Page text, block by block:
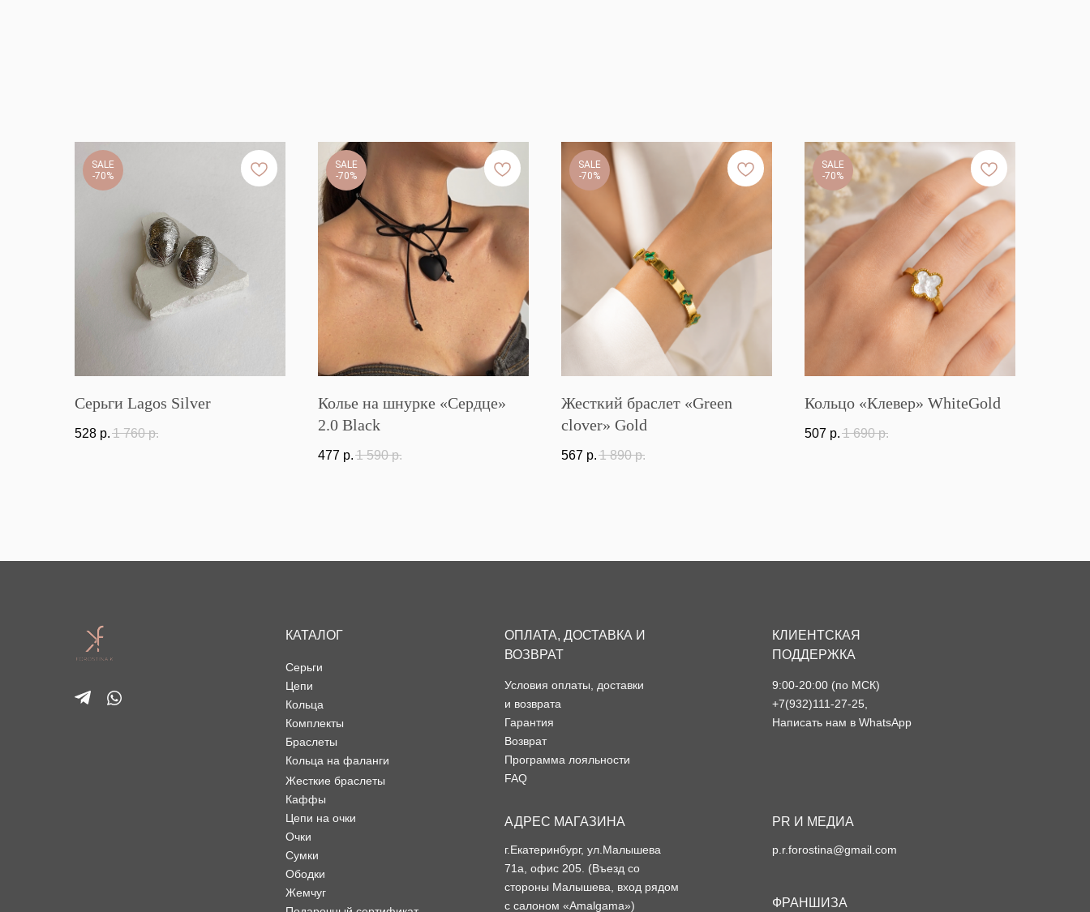
SALE
-70%
Серьги Lagos Silver
528 р. 1 760 р.
SALE
-70%
Колье на шнурке «Сердце»
2.0 Black
477 р. 1 590 р.
SALE
-70%
Жесткий браслет «Green
clover» Gold
567 р. 1 890 р.
SALE
-70%
Кольцо «Клевер» WhiteGold
507 р. 1 690 р.
Серьги
Цепи
Кольца
Комплекты
Браслеты
Кольца на фаланги
Условия оплаты, доставки
и возврата
Гарантия
Возврат
Программа лояльности
FAQ
КАТАЛОГ
ОПЛАТА, ДОСТАВКА И
ВОЗВРАТ
КЛИЕНТСКАЯ
ПОДДЕРЖКА
Жесткие браслеты
Каффы
Цепи на очки
Очки
Сумки
Ободки
Жемчуг
АДРЕС МАГАЗИНА
г.Екатеринбург, ул.Малышева
71а, офис 205. (Въезд со
стороны Малышева, вход рядом
с салоном «Amalgama»)
9:00-20:00 (по МСК)
+7(932)111-27-25
Написать нам в WhatsApp
PR И МЕДИА
p.r.forostina@gmail.com
ФРАНШИЗА